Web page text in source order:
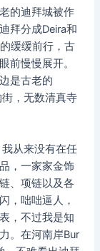
的迪拜城被作
拜分成Deira和
缓缓前行，古
前慢慢展开。
是古老的
，无数清真寺
从来没有在任
，一家家金饰
、项链以及各
，咄咄逼人，
，不过我是知
。在河南岸Bur